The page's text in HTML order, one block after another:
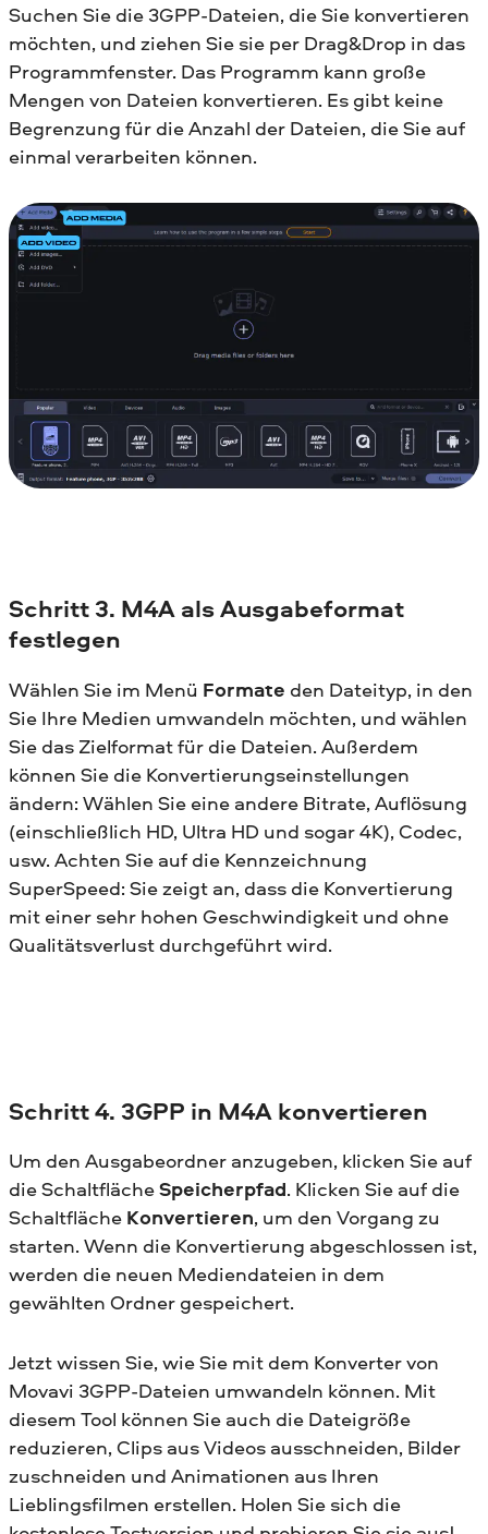
Suchen Sie die 3GPP-Dateien, die Sie konvertieren
möchten, und ziehen Sie sie per Drag&Drop in das
Programmfenster. Das Programm kann große
Mengen von Dateien konvertieren. Es gibt keine
Begrenzung für die Anzahl der Dateien, die Sie auf
einmal verarbeiten können.
Schritt 3. M4A als Ausgabeformat
festlegen
Wählen Sie im Menü Formate den Dateityp, in den
Sie Ihre Medien umwandeln möchten, und wählen
Sie das Zielformat für die Dateien. Außerdem
können Sie die Konvertierungseinstellungen
ändern: Wählen Sie eine andere Bitrate, Auflösung
(einschließlich HD, Ultra HD und sogar 4K), Codec,
usw. Achten Sie auf die Kennzeichnung
SuperSpeed: Sie zeigt an, dass die Konvertierung
mit einer sehr hohen Geschwindigkeit und ohne
Qualitätsverlust durchgeführt wird.
Schritt 4. 3GPP in M4A konvertieren
Um den Ausgabeordner anzugeben, klicken Sie auf
die SchaltflächeSpeicherpfad. Klicken Sie auf die
Schaltfläche Konvertieren, um den Vorgang zu
starten. Wenn die Konvertierung abgeschlossen ist,
werden die neuen Mediendateien in dem
gewählten Ordner gespeichert.
Jetzt wissen Sie, wie Sie mit dem Konverter von
Movavi 3GPP-Dateien umwandeln können. Mit
diesem Tool können Sie auch die Dateigröße
reduzieren, Clips aus Videos ausschneiden, Bilder
zuschneiden und Animationen aus Ihren
Lieblingsfilmen erstellen. Holen Sie sich die